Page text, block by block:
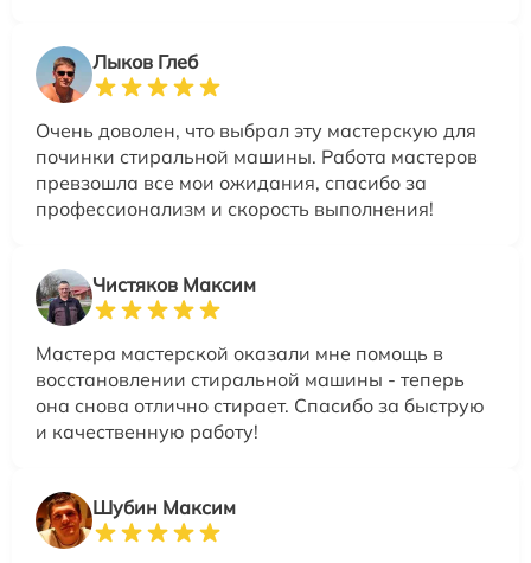
Лыков Глеб
Очень доволен, что выбрал эту мастерскую для
починки стиральной машины. Работа мастеров
превзошла все мои ожидания, спасибо за
профессионализм и скорость выполнения!
Чистяков Максим
Мастера мастерской оказали мне помощь в
восстановлении стиральной машины - теперь
она снова отлично стирает. Спасибо за быструю
и качественную работу!
Шубин Максим